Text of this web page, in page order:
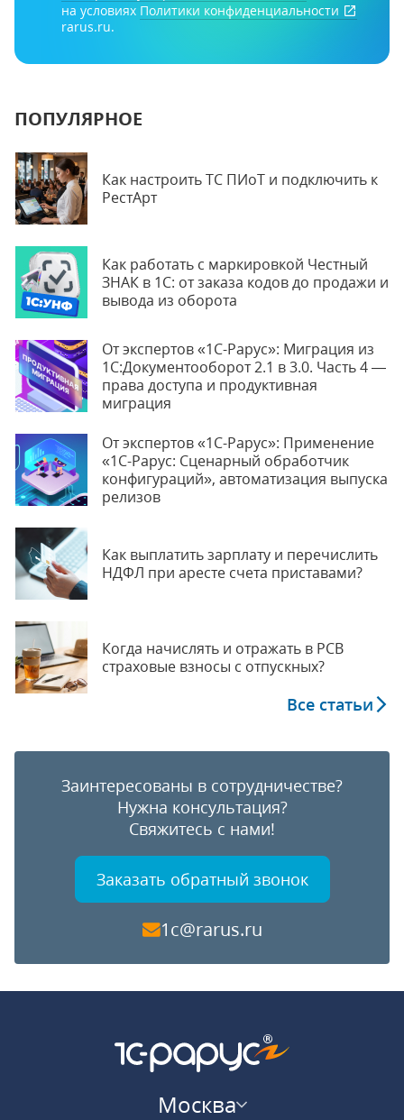
на условиях Политики конфиденциальности
rarus.ru.
ПОПУЛЯРНОЕ
Как настроить ТС ПИоТ и подключить к
РестАрт
Как работать с маркировкой Честный
ЗНАК в 1С: от заказа кодов до продажи и
вывода из оборота
От экспертов «1С-Рарус»: Миграция из
1С:Документооборот 2.1 в 3.0. Часть 4 —
права доступа и продуктивная
миграция
От экспертов «1С-Рарус»: Применение
«1С-Рарус: Сценарный обработчик
конфигураций», автоматизация выпуска
релизов
Как выплатить зарплату и перечислить
НДФЛ при аресте счета приставами?
Когда начислять и отражать в РСВ
страховые взносы с отпускных?
Все статьи
Заинтересованы в сотрудничестве?
Нужна консультация?
Свяжитесь с нами!
Заказать обратный звонок
1c@rarus.ru
Москва